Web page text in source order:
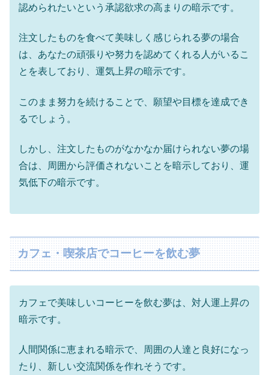
認められたいという承認欲求の高まりの暗示です。
注文したものを食べて美味しく感じられる夢の場合
は、あなたの頑張りや努力を認めてくれる人がいるこ
とを表しており、運気上昇の暗示です。
このまま努力を続けることで、願望や目標を達成でき
るでしょう。
しかし、注文したものがなかなか届けられない夢の場
合は、周囲から評価されないことを暗示しており、運
気低下の暗示です。
カフェ・喫茶店でコーヒーを飲む夢
カフェで美味しいコーヒーを飲む夢は、対人運上昇の
暗示です。
人間関係に恵まれる暗示で、周囲の人達と良好になっ
たり、新しい交流関係を作れそうです。